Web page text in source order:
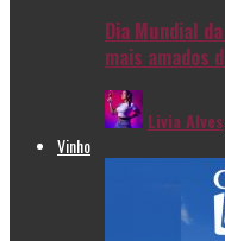
Dia Mundial
mais amados
Livia Alves
Vinho